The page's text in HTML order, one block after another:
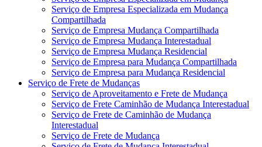
Serviço de Empresa Especializada em Mudança
Compartilhada
Serviço de Empresa Mudança Compartilhada
Serviço de Empresa Mudança Interestadual
Serviço de Empresa Mudança Residencial
Serviço de Empresa para Mudança Compartilhada
Serviço de Empresa para Mudança Residencial
Serviço de Frete de Mudanças
Serviço de Aproveitamento e Frete de Mudança
Serviço de Frete Caminhão de Mudança Interestadual
Serviço de Frete de Caminhão de Mudança
Interestadual
Serviço de Frete de Mudança